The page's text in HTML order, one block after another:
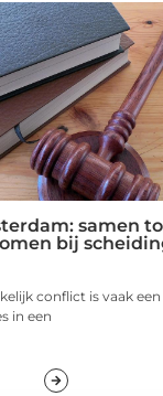
samen
bij
conflict is vaak
in een